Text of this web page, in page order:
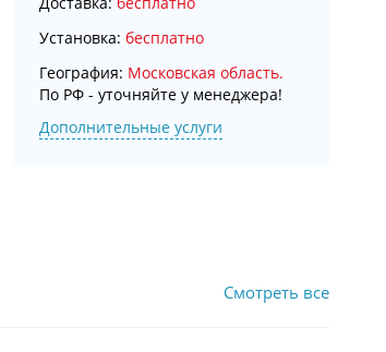
Установка: бесплатно
География: Московская область.
По РФ - уточняйте у менеджера!
Дополнительные услуги
Смотреть все